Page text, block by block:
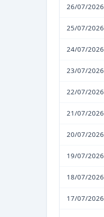
26/07/2026
25/07/2026
24/07/2026
23/07/2026
22/07/2026
21/07/2026
20/07/2026
19/07/2026
18/07/2026
17/07/2026